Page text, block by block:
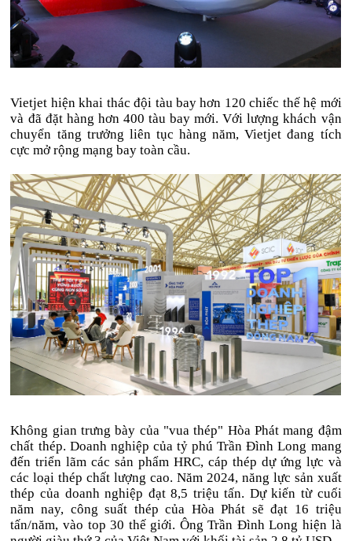
Vietjet hiện khai thác đội tàu bay hơn 120 chiếc thế hệ mới
và đã đặt hàng hơn 400 tàu bay mới. Với lượng khách vận
chuyển tăng trưởng liên tục hàng năm, Vietjet đang tích
cực mở rộng mạng bay toàn cầu.
Không gian trưng bày của "vua thép" Hòa Phát mang đậm
chất thép. Doanh nghiệp của tỷ phú Trần Đình Long mang
đến triển lãm các sản phẩm HRC, cáp thép dự ứng lực và
các loại thép chất lượng cao. Năm 2024, năng lực sản xuất
thép của doanh nghiệp đạt 8,5 triệu tấn. Dự kiến từ cuối
năm nay, công suất thép của Hòa Phát sẽ đạt 16 triệu
tấn/năm, vào top 30 thế giới. Ông Trần Đình Long hiện là